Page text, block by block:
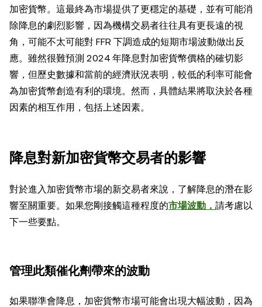
加密貨幣。這最終為市場提供了更穩定的基礎，並有可能消
除降息的劇烈影響，因為機構交易者往往具有更長遠的視
角，可能不太可能對 FFR 下調造成的短期市場波動做出反
應。雖然很難預測 2024 年降息對加密貨幣價格的確切影
響，但歷史數據和當前的經濟狀況表明，較低的利率可能會
為加密貨幣創造有利的環境。然而，具體結果將取決於各種
因素的相互作用，包括上述因素。
降息對新加密貨幣交易者的影響
對於進入加密貨幣市場的新交易者來說，了解降息的潛在影
響至關重要。如果您剛接觸這種程度的市場波動， 請考慮以
下一些要點。
管理此類催化劑帶來的波動
如果聯準會降息，加密貨幣市場可能會出現大幅波動，因為